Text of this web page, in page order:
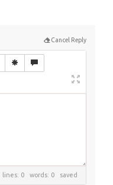
Cancel Reply
lines: 0 words: 0 saved